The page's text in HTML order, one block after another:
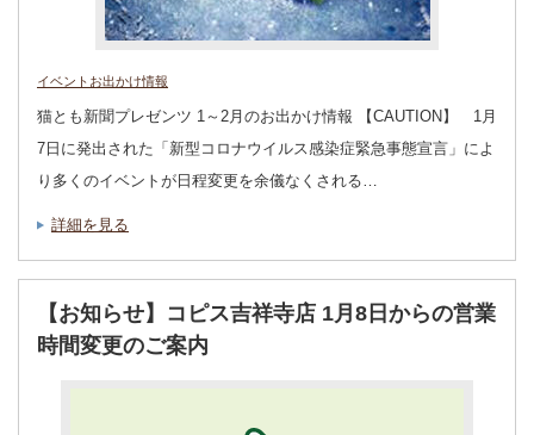
イベントお出かけ情報
猫とも新聞プレゼンツ 1～2月のお出かけ情報 【CAUTION】 1月
7日に発出された「新型コロナウイルス感染症緊急事態宣言」によ
り多くのイベントが日程変更を余儀なくされる…
詳細を見る
【お知らせ】コピス吉祥寺店 1月8日からの営業
時間変更のご案内